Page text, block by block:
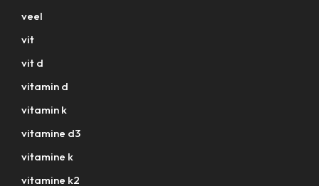
veel
vit
vit d
vitamin d
vitamin k
vitamine d3
vitamine k
vitamine k2